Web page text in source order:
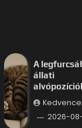
A
állati
2026-